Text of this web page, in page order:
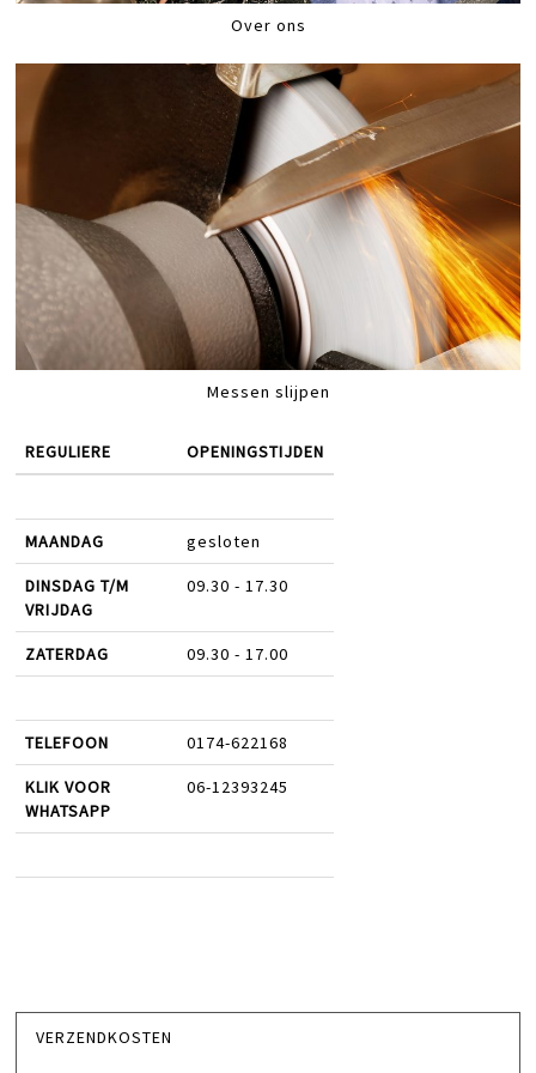
Over ons
Messen slijpen
REGULIERE OPENINGSTIJDEN
MAANDAG gesloten
DINSDAG T/M
VRIJDAG
09.30 - 17.30
ZATERDAG 09.30 - 17.00
TELEFOON 0174-622168
KLIK VOOR
WHATSAPP
06-12393245
VERZENDKOSTEN